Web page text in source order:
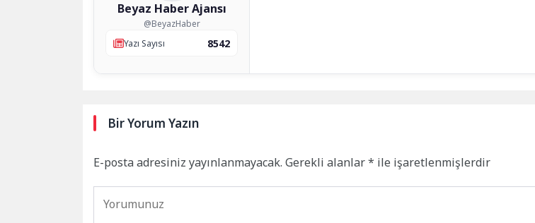
Beyaz Haber Ajansı
@BeyazHaber
Yazı Sayısı
8542
Bir Yorum Yazın
E-posta adresiniz yayınlanmayacak. Gerekli alanlar* ile işaretlenmişlerdir